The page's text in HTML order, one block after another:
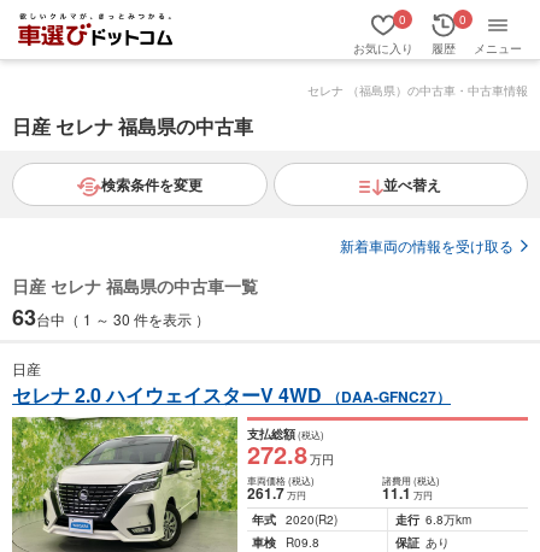
お気に入り
0
履歴
0
メニュー
セレナ （福島県）の中古車・中古車情報
日産 セレナ 福島県の中古車
検索条件を変更 並べ替え
新着車両の情報を受け取る
日産 セレナ 福島県の中古車一覧
63台中（ 1 ～ 30 件を表示 ）
日産
セレナ 2.0 ハイウェイスターV 4WD （DAA-GFNC27）
支払総額(税込)
272.8万円
車両価格(税込)
261.7万円
諸費用 (税込)
11.1 万円
年式 2020(R2) 走行 6.8万km
車検
R09.8 保証 あり